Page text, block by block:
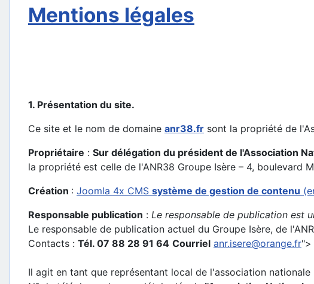
Mentions légales
1. Présentation du site.
Ce site et le nom de domaine anr38.fr sont la propriété de
Propriétaire : Sur délégation du président de l'Association
la propriété est celle de l'ANR38 Groupe Isère – 4, boulevard
Création : Joomla 4x CMS système de gestion de contenu
Responsable publication : Le responsable de publication est
Le responsable de publication actuel du Groupe Isère, de
Contacts : Tél. 07 88 28 91 64 Courriel anr.isere@orange.fr">
Il agit en tant que représentant local de l'association nationale